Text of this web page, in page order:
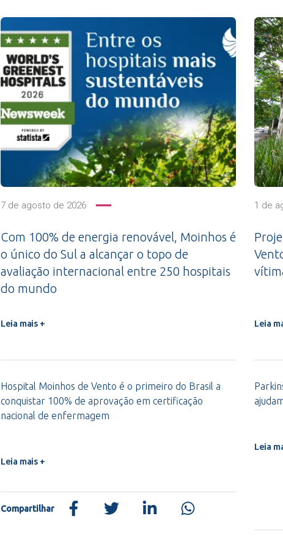
7 de agosto de 2026
Com 100% de energia renovável, Moinhos é
o único do Sul a alcançar o topo de
avaliação internacional entre 250 hospitais
do mundo
Leia mais +
1 de
Leia
Hospital Moinhos de Vento é o primeiro do Brasil a
conquistar 100% de aprovação em certificação
nacional de enfermagem
Leia mais +
Leia
Compartilhar